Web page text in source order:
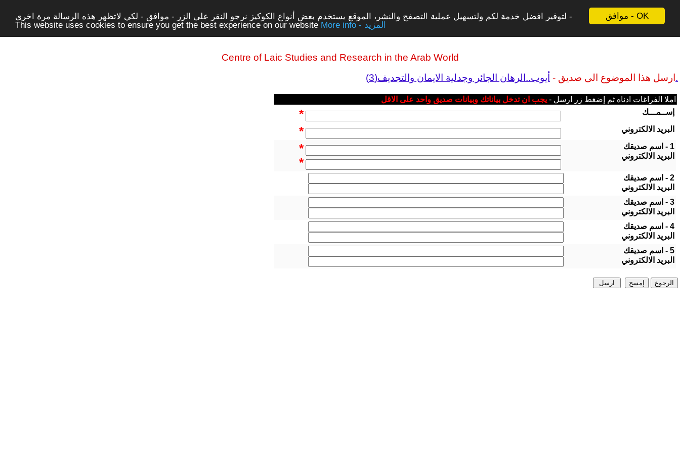
موافق - OK
لتوفير افضل خدمة لكم ولتسهيل عملية التصفح والنشر، الموقع يستخدم بعض أنواع الكوكيز نرجو النقر على الزر - موافق - لكي لاتظهر هذه الرسالة مرة اخرى -
This website uses cookies to ensure you get the best experience on our website
More info - المزيد
Centre of Laic Studies and Research in the Arab World
ارسل هذا الموضوع الى صديق - أيوب..الرهان الجائر وجدلية الايمان والتجديف(3).
املا الفراغات ادناه ثم إضغط زر ارسل - يجب ان تدخل بياناتك وبيانات صديق واحد على الاقل
* إســمـــك
* البريد الالكتروني
*
*
1 - اسم صديقك
البريد الالكتروني
2 - اسم صديقك
البريد الالكتروني
3 - اسم صديقك
البريد الالكتروني
4 - اسم صديقك
البريد الالكتروني
5 - اسم صديقك
البريد الالكتروني